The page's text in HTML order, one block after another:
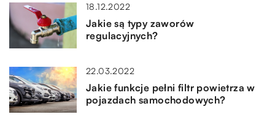
18.12.2022
Jakie są typy zaworów
regulacyjnych?
22.03.2022
Jakie funkcje pełni filtr powietrza w
pojazdach samochodowych?